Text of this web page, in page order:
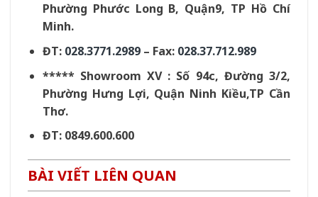
Phường Phước Long B, Quận9, TP Hồ Chí
Minh.
ĐT: 028.3771.2989– Fax: 028.37.712.989
***** Showroom XV : Số 94c, Đường 3/2,
Phường Hưng Lợi, Quận Ninh Kiều,TP Cần
Thơ.
ĐT: 0849.600.600
BÀI VIẾT LIÊN QUAN